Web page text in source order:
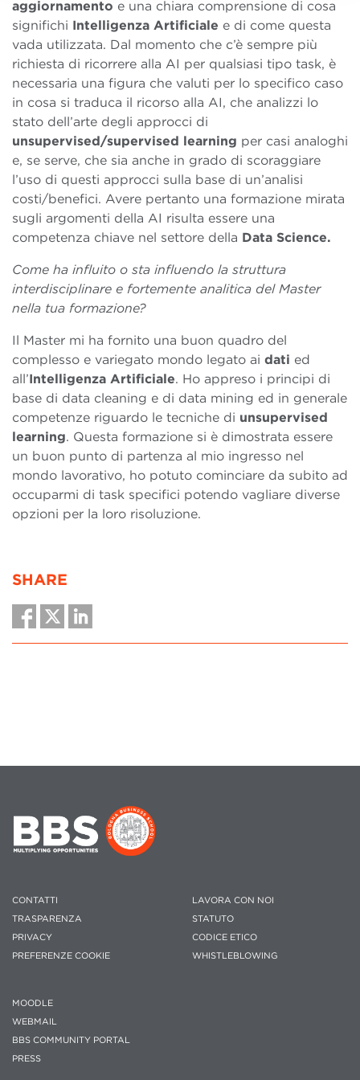
aggiornamento e una chiara comprensione di cosa
significhi Intelligenza Artificiale e di come questa
vada utilizzata. Dal momento che c’è sempre più
richiesta di ricorrere alla AI per qualsiasi tipo task, è
necessaria una figura che valuti per lo specifico caso
in cosa si traduca il ricorso alla AI, che analizzi lo
stato dell’arte degli approcci di
unsupervised/supervised learning per casi analoghi
e, se serve, che sia anche in grado di scoraggiare
l’uso di questi approcci sulla base di un’analisi
costi/benefici. Avere pertanto una formazione mirata
sugli argomenti della AI risulta essere una
competenza chiave nel settore della Data Science.
Come ha influito o sta influendo la struttura
interdisciplinare e fortemente analitica del Master
nella tua formazione?
Il Master mi ha fornito una buon quadro del
complesso e variegato mondo legato ai dati ed
all’Intelligenza Artificiale. Ho appreso i principi di
base di data cleaning e di data mining ed in generale
competenze riguardo le tecniche di unsupervised
learning. Questa formazione si è dimostrata essere
un buon punto di partenza al mio ingresso nel
mondo lavorativo, ho potuto cominciare da subito ad
occuparmi di task specifici potendo vagliare diverse
opzioni per la loro risoluzione.
SHARE
CONTATTI
TRASPARENZA
PRIVACY
PREFERENZE COOKIE
LAVORA CON NOI
STATUTO
CODICE ETICO
WHISTLEBLOWING
MOODLE
WEBMAIL
BBS COMMUNITY PORTAL
PRESS